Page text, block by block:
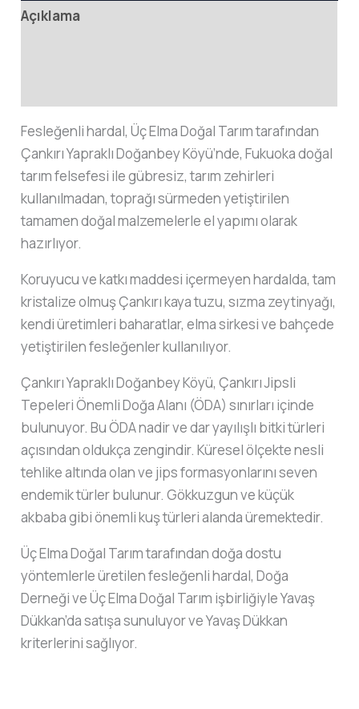
Açıklama
Fesleğenli hardal, Üç Elma Doğal Tarım tarafından
Çankırı Yapraklı Doğanbey Köyü’nde, Fukuoka doğal
tarım felsefesi ile gübresiz, tarım zehirleri
kullanılmadan, toprağı sürmeden yetiştirilen
tamamen doğal malzemelerle el yapımı olarak
hazırlıyor.
Koruyucu ve katkı maddesi içermeyen hardalda, tam
kristalize olmuş Çankırı kaya tuzu, sızma zeytinyağı,
kendi üretimleri baharatlar, elma sirkesi ve bahçede
yetiştirilen fesleğenler kullanılıyor.
Çankırı Yapraklı Doğanbey Köyü, Çankırı Jipsli
Tepeleri Önemli Doğa Alanı (ÖDA) sınırları içinde
bulunuyor. Bu ÖDA nadir ve dar yayılışlı bitki türleri
açısından oldukça zengindir. Küresel ölçekte nesli
tehlike altında olan ve jips formasyonlarını seven
endemik türler bulunur. Gökkuzgun ve küçük
akbaba gibi önemli kuş türleri alanda üremektedir.
Üç Elma Doğal Tarım tarafından doğa dostu
yöntemlerle üretilen fesleğenli hardal, Doğa
Derneği ve Üç Elma Doğal Tarım işbirliğiyle Yavaş
Dükkan’da satışa sunuluyor ve Yavaş Dükkan
kriterlerini sağlıyor.